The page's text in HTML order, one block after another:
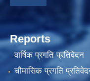
Reports
वार्षिक प्रगति प्रतिवेदन
चौमासिक प्रगति